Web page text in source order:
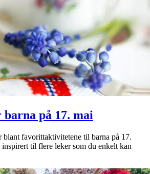
på 17. mai
blant favorittaktivitetene til barna på 17.
til flere leker som du enkelt kan